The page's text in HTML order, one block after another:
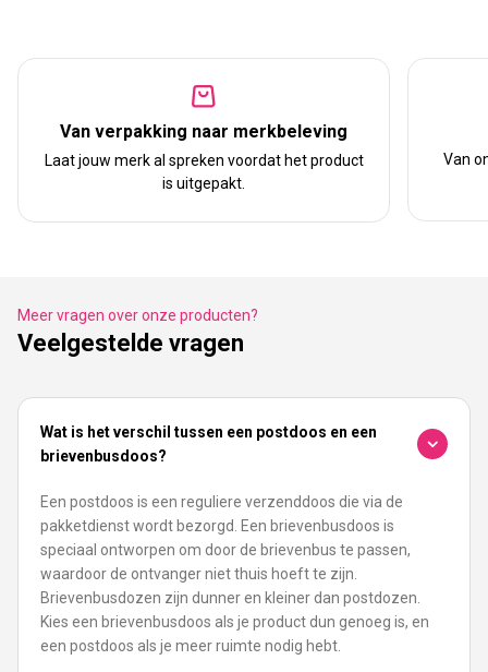
Van verpakking naar merkbeleving
Laat jouw merk al spreken voordat het product
is uitgepakt.
Van
Meer vragen over onze producten?
Veelgestelde vragen
Wat is het verschil tussen een postdoos en een
brievenbusdoos?
Een postdoos is een reguliere verzenddoos die via de
pakketdienst wordt bezorgd. Een brievenbusdoos is
speciaal ontworpen om door de brievenbus te passen,
waardoor de ontvanger niet thuis hoeft te zijn.
Brievenbusdozen zijn dunner en kleiner dan postdozen.
Kies een brievenbusdoos als je product dun genoeg is, en
een postdoos als je meer ruimte nodig hebt.